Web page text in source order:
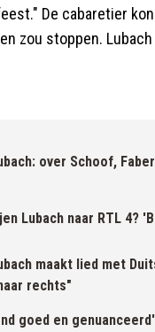
De cabaretier
zou stoppen.
over Schoof,
Lubach naar RTL 4?
maakt lied met
rechts"
goed en